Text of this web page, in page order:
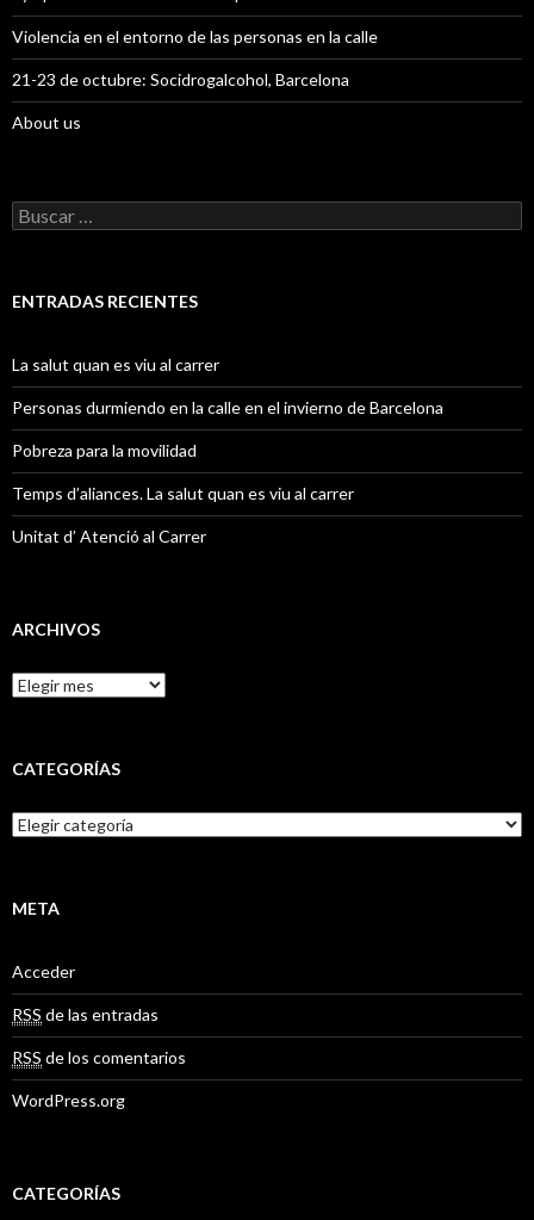
Violencia en el entorno de las personas en la calle
21-23 de octubre: Socidrogalcohol, Barcelona
About us
B
u
a
ENTRADAS RECIENTES
La salut quan es viu al carrer
Personas durmiendo en la calle en el invierno de Barcelona
Pobreza para la movilidad
Temps d’aliances. La salut quan es viu al carrer
Unitat d’ Atenció al Carrer
ARCHIVOS
A
r
i
o
s
CATEGORÍAS
C
a
g
í
a
s
META
Acceder
RSS de las entradas
RSS de los comentarios
WordPress.org
CATEGORÍAS